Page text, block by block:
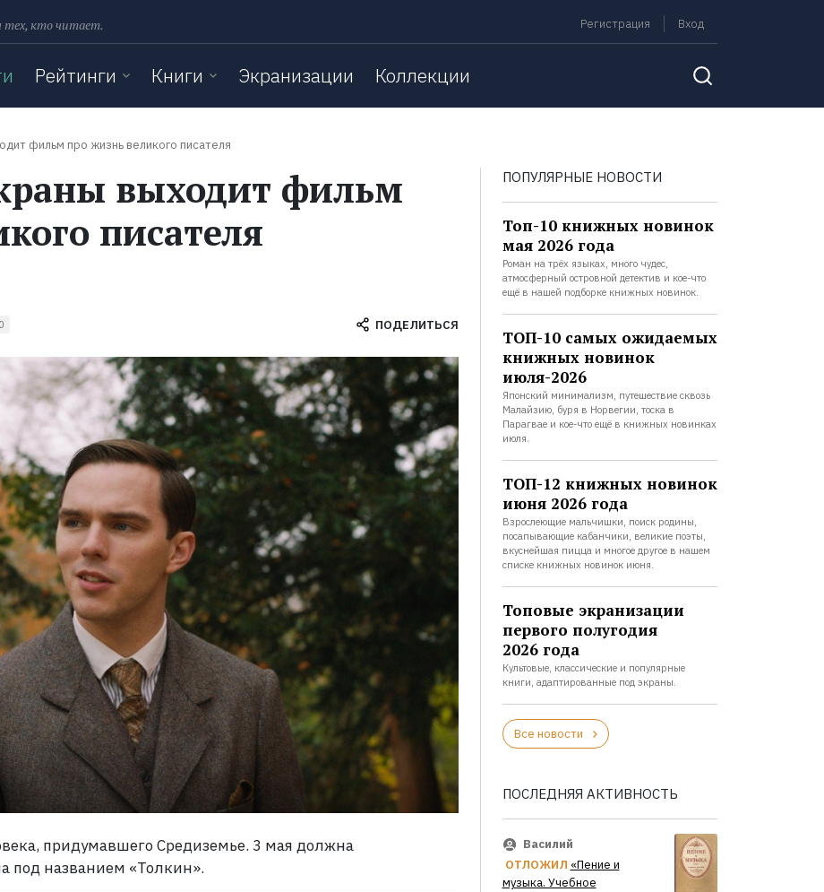
тех, кто читает. Регистрация Вход
Рейтинги Книги Экранизации Коллекции
фильм про жизнь великого писателя
выходит фильм
писателя
0 ПОДЕЛИТЬСЯ
придумавшего Средиземье. 3 мая должна
под названием «Толкин».
ПОПУЛЯРНЫЕ НОВОСТИ
Топ-10 книжных новинок
мая 2026 года
Роман на трёх языках, много чудес,
атмосферный островной детектив и кое-что
ещё в нашей подборке книжных новинок.
ТОП-10 самых ожидаемых
книжных новинок
июля-2026
Японский минимализм, путешествие сквозь
Малайзию, буря в Норвегии, тоска в
Парагвае и кое-что ещё в книжных новинках
июля.
ТОП-12 книжных новинок
июня 2026 года
Взрослеющие мальчишки, поиск родины,
посапывающие кабанчики, великие поэты,
вкуснейшая пицца и многое другое в нашем
списке книжных новинок июня.
Топовые экранизации
первого полугодия
2026 года
Культовые, классические и популярные
книги, адаптированные под экраны.
Все новости
ПОСЛЕДНЯЯ АКТИВНОСТЬ
Василий
ОТЛОЖИЛ «Пение и
музыка. Учебное